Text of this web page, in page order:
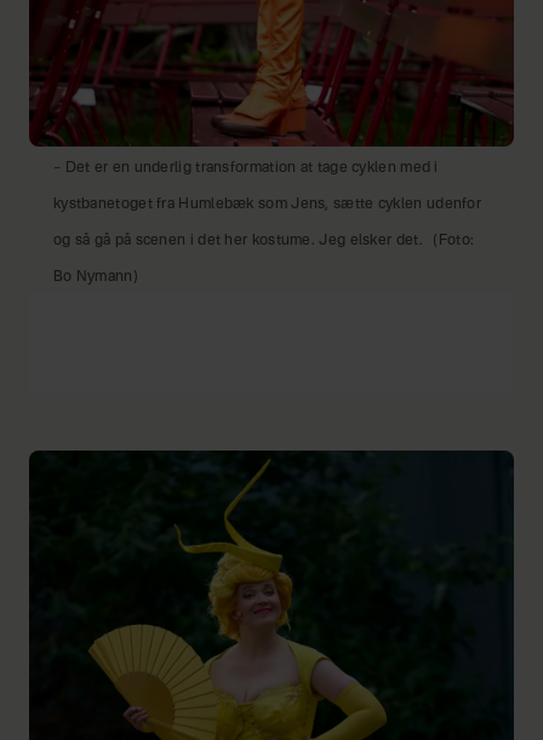
– Det er en underlig transformation at tage cyklen med i
kystbanetoget fra Humlebæk som Jens, sætte cyklen udenfor
og så gå på scenen i det her kostume. Jeg elsker det. (Foto:
Bo Nymann)